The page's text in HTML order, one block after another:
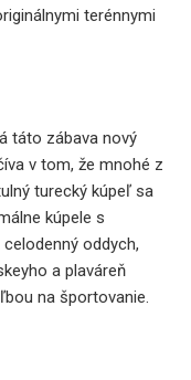
terénnymi
táto zábava nový
v tom, že mnohé z
turecký kúpeľ sa
kúpele s
oddych,
a plaváreň
na športovanie.